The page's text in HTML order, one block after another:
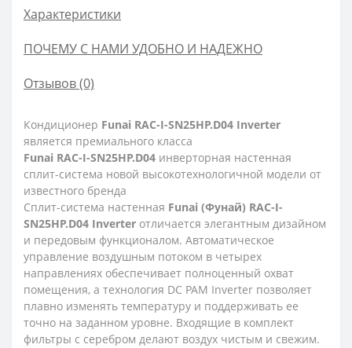
Характеристики
ПОЧЕМУ С НАМИ УДОБНО И НАДЕЖНО
Отзывов (0)
Кондиционер Funai RAC-I-SN25HP.D04 Inverter
является премиального класса
Funai RAC-I-SN25HP.D04 инверторная настенная
сплит-система новой высокотехнологичной модели от
известного бренда
Сплит-система настенная Funai (Фунай) RAC-I-
SN25HP.D04 Inverter отличается элегантным дизайном
и передовым функционалом. Автоматическое
управление воздушным потоком в четырех
направлениях обеспечивает полноценный охват
помещения, а технология DС PAM Inverter позволяет
плавно изменять температуру и поддерживать ее
точно на заданном уровне. Входящие в комплект
фильтры с серебром делают воздух чистым и свежим.